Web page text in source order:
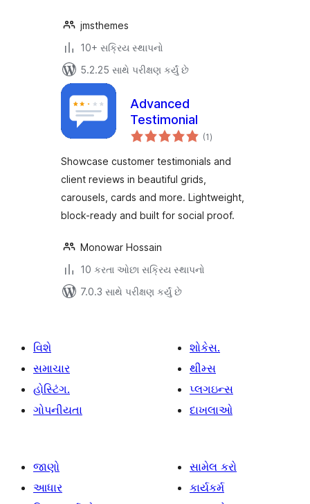
jmsthemes
10+ સક્રિય સ્થાપનો
5.2.25 સાથે પરીક્ષણ કર્યું છે
Advanced
Testimonial
(1કુલ
રેટિંગ્સ
)
Showcase customer testimonials and
client reviews in beautiful grids,
carousels, cards and more. Lightweight,
block-ready and built for social proof.
Monowar Hossain
10 કરતા ઓછા સક્રિય સ્થાપનો
7.0.3 સાથે પરીક્ષણ કર્યું છે
વિશે
સમાચાર
હોસ્ટિંગ.
ગોપનીયતા
શોકેસ.
થીમ્સ
પ્લગઇન્સ
દાખલાઓ
જાણો
આધાર
સામેલ કરો
કાર્યકર્મ